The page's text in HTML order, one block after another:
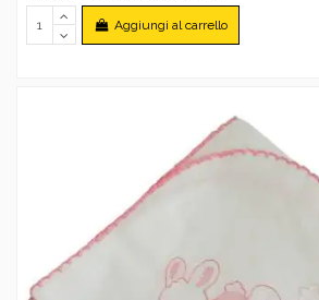
Aggiungi al carrello